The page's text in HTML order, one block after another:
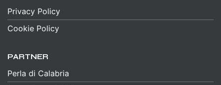
Privacy Policy
Cookie Policy
PARTNER
Perla di Calabria